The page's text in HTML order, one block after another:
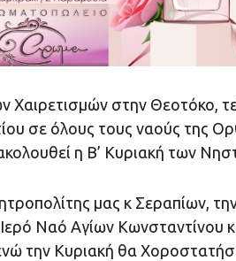
Χαιρετισμών στην Θεοτόκο,
σε όλους τους ναούς της
η Β’ Κυριακή των
μας κ Σεραπίων,
Να­ό Αγίων Κων­σταν­τί­νου
την Κυριακή θα